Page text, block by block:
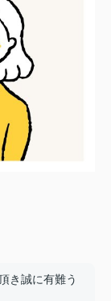
き誠に有難う